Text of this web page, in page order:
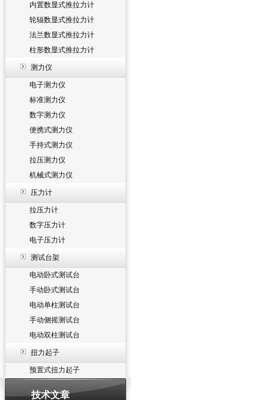
内置数显式推拉力计
轮辐数显式推拉力计
法兰数显式推拉力计
柱形数显式推拉力计
测力仪
电子测力仪
标准测力仪
数字测力仪
便携式测力仪
手持式测力仪
拉压测力仪
机械式测力仪
压力计
拉压力计
数字压力计
电子压力计
测试台架
电动卧式测试台
手动卧式测试台
电动单柱测试台
手动侧摇测试台
电动双柱测试台
扭力起子
预置式扭力起子
技术文章